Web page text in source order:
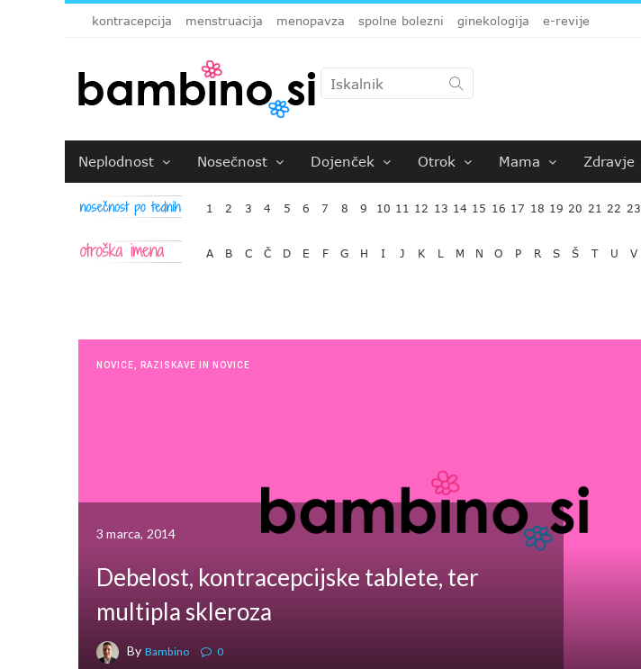
kontracepcija menstruacija menopavza spolne bolezni ginekologija e-revije
Neplodnost Nosečnost Dojenček Otrok Mama Zdravje
1 2 3 4 5 6 7 8 9 10 11 12 13 14 15 16 17 18 19 20 21 22 23
A B C Č D E F G H I J K L M N O P R S Š T U V
NOVICE RAZISKAVE IN NOVICE
3 marca, 2014
Debelost, kontracepcijske tablete, ter
multipla skleroza
By Bambino 0